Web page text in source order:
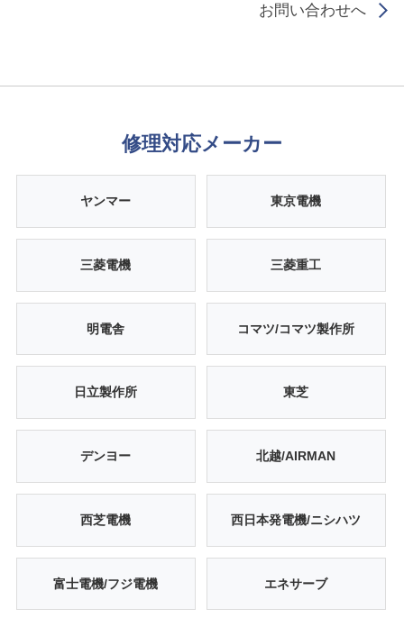
お問い合わせへ
修理対応メーカー
ヤンマー 東京電機
三菱電機 三菱重工
明電舎 コマツ/コマツ製作所
日立製作所 東芝
デンヨー 北越/AIRMAN
西芝電機 西日本発電機/ニシハツ
富士電機/フジ電機 エネサーブ